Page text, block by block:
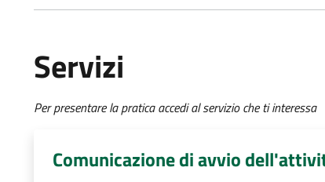
Servizi
Per presentare la pratica accedi al servizio che ti interessa
Comunicazione di avvio